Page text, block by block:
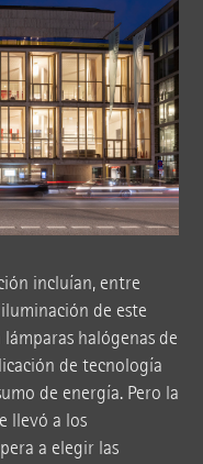
incluían, entre
de este
halógenas de
de tecnología
de energía. Pero la
llevó a los
a elegir las